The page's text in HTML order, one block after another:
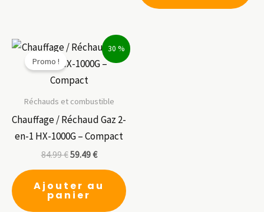
30 %
Promo !
Réchauds et combustible
Chauffage / Réchaud Gaz 2-
en-1 HX-1000G – Compact
84.99€59.49€
Ajouter au
panier